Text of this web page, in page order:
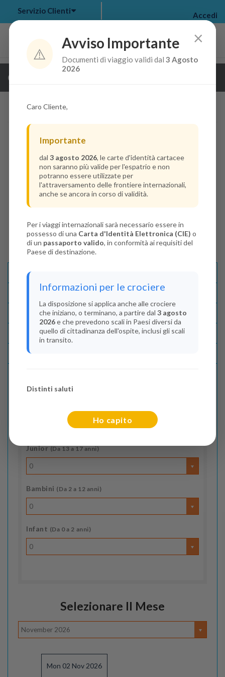
my bookings >
Servizio Clienti Accedi
Guarda i dettagli della crociera
Disponibilità
Condizioni
Recensioni
Indica il numero dei passeggeri
Junior(Da 13 a 17 anni)
0
Bambini (Da 2 a 12 anni)
0
Infant (Da 0 a 2 anni)
0
Selezionare Il Mese
November 2026
Mon 02 Nov 2026
×
⚠️
Avviso Importante
Documenti di viaggio validi dal3 Agosto
2026
Caro Cliente,
Importante
dal 3 agosto 2026, le carte d'identità cartacee
non saranno più valide per l'espatrio e non
potranno essere utilizzate per
l'attraversamento delle frontiere internazionali,
anche se ancora in corso di validità.
Per i viaggi internazionali sarà necessario essere in
possesso di una Carta d'Identità Elettronica (CIE) o
di un passaporto valido, in conformità ai requisiti del
Paese di destinazione.
Informazioni per le crociere
La disposizione si applica anche alle crociere
che iniziano, o terminano, a partire dal 3 agosto
2026e che prevedono scali in Paesi diversi da
quello di cittadinanza dell'ospite, inclusi gli scali
in transito.
Distinti saluti
Ho capito